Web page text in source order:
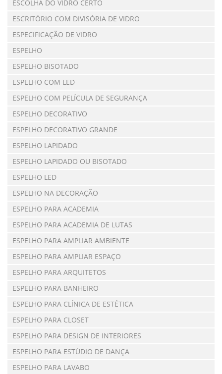
ESCOLHA DO VIDRO CERTO
ESCRITÓRIO COM DIVISÓRIA DE VIDRO
ESPECIFICAÇÃO DE VIDRO
ESPELHO
ESPELHO BISOTADO
ESPELHO COM LED
ESPELHO COM PELÍCULA DE SEGURANÇA
ESPELHO DECORATIVO
ESPELHO DECORATIVO GRANDE
ESPELHO LAPIDADO
ESPELHO LAPIDADO OU BISOTADO
ESPELHO LED
ESPELHO NA DECORAÇÃO
ESPELHO PARA ACADEMIA
ESPELHO PARA ACADEMIA DE LUTAS
ESPELHO PARA AMPLIAR AMBIENTE
ESPELHO PARA AMPLIAR ESPAÇO
ESPELHO PARA ARQUITETOS
ESPELHO PARA BANHEIRO
ESPELHO PARA CLÍNICA DE ESTÉTICA
ESPELHO PARA CLOSET
ESPELHO PARA DESIGN DE INTERIORES
ESPELHO PARA ESTÚDIO DE DANÇA
ESPELHO PARA LAVABO